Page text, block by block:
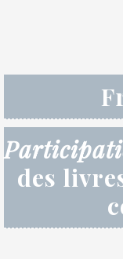
des